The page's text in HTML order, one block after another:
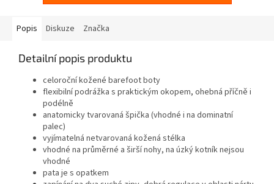
Popis Diskuze Značka
Detailní popis produktu
celoroční kožené barefoot boty
flexibilní podrážka s praktickým okopem, ohebná příčně i
podélně
anatomicky tvarovaná špička (vhodné i na dominatní
palec)
vyjímatelná netvarovaná kožená stélka
vhodné na průměrné a širší nohy, na úzký kotník nejsou
vhodné
pata je s opatkem